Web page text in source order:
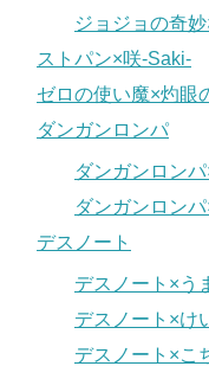
ジョジョの奇
ストパン×咲-Saki-
ゼロの使い魔×灼眼
ダンガンロンパ
ダンガンロン
ダンガンロン
デスノート
デスノート×う
デスノート×け
デスノート×こ